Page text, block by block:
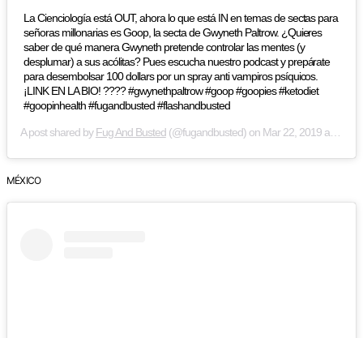
La Cienciología está OUT, ahora lo que está IN en temas de sectas para
señoras millonarias es Goop, la secta de Gwyneth Paltrow. ¿Quieres
saber de qué manera Gwyneth pretende controlar las mentes (y
desplumar) a sus acólitas? Pues escucha nuestro podcast y prepárate
para desembolsar 100 dollars por un spray anti vampiros psíquicos.
¡LINK EN LA BIO! ???? #gwynethpaltrow #goop #goopies #ketodiet
#goopinhealth #fugandbusted #flashandbusted
A post shared byFug And Busted(@fugandbusted) on Mar 22, 2019 at 6:01am PDT
MÉXICO